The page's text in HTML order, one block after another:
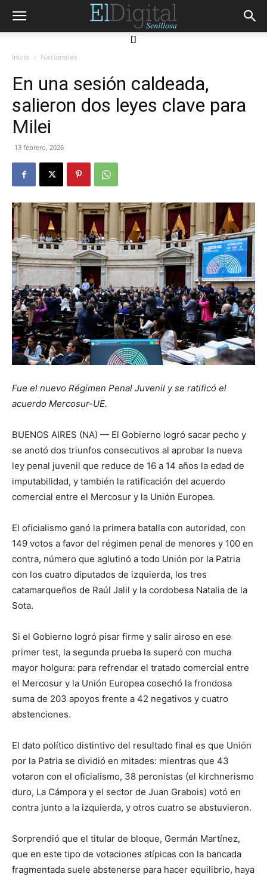
[]
Inicio Nacionales
En una sesión caldeada,
salieron dos leyes clave para
Milei
13 febrero, 2026
Fue el nuevo Régimen Penal Juvenil y se ratificó el
acuerdo Mercosur-UE.
BUENOS AIRES (NA) — El Gobierno logró sacar pecho y
se anotó dos triunfos consecutivos al aprobar la nueva
ley penal juvenil que reduce de 16 a 14 años la edad de
imputabilidad, y también la ratificación del acuerdo
comercial entre el Mercosur y la Unión Europea.
El oficialismo ganó la primera batalla con autoridad, con
149 votos a favor del régimen penal de menores y 100 en
contra, número que aglutinó a todo Unión por la Patria
con los cuatro diputados de izquierda, los tres
catamarqueños de Raúl Jalil y la cordobesa Natalia de la
Sota.
Si el Gobierno logró pisar firme y salir airoso en ese
primer test, la segunda prueba la superó con mucha
mayor holgura: para refrendar el tratado comercial entre
el Mercosur y la Unión Europea cosechó la frondosa
suma de 203 apoyos frente a 42 negativos y cuatro
abstenciones.
El dato político distintivo del resultado final es que Unión
por la Patria se dividió en mitades: mientras que 43
votaron con el oficialismo, 38 peronistas (el kirchnerismo
duro, La Cámpora y el sector de Juan Grabois) votó en
contra junto a la izquierda, y otros cuatro se abstuvieron.
Sorprendió que el titular de bloque, Germán Martínez,
que en este tipo de votaciones atípicas con la bancada
fragmentada suele abstenerse para hacer equilibrio, haya